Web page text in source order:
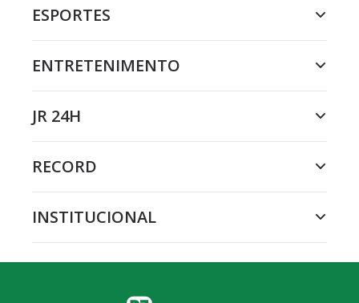
ESPORTES
ENTRETENIMENTO
JR 24H
RECORD
INSTITUCIONAL